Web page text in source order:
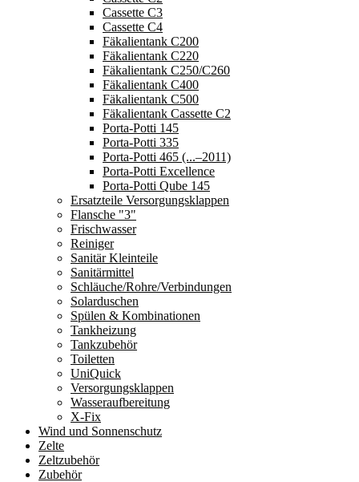
Cassette C3
Cassette C4
Fäkalientank C200
Fäkalientank C220
Fäkalientank C250/C260
Fäkalientank C400
Fäkalientank C500
Fäkalientank Cassette C2
Porta-Potti 145
Porta-Potti 335
Porta-Potti 465 (...–2011)
Porta-Potti Excellence
Porta-Potti Qube 145
Ersatzteile Versorgungsklappen
Flansche "3"
Frischwasser
Reiniger
Sanitär Kleinteile
Sanitärmittel
Schläuche/Rohre/Verbindungen
Solarduschen
Spülen & Kombinationen
Tankheizung
Tankzubehör
Toiletten
UniQuick
Versorgungsklappen
Wasseraufbereitung
X-Fix
Wind und Sonnenschutz
Zelte
Zeltzubehör
Zubehör